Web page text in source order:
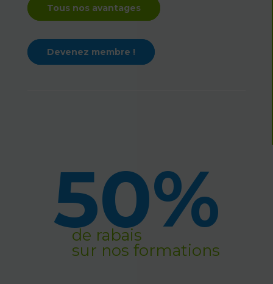
Tous nos avantages
Devenez membre !
50%
de rabais
sur nos formations